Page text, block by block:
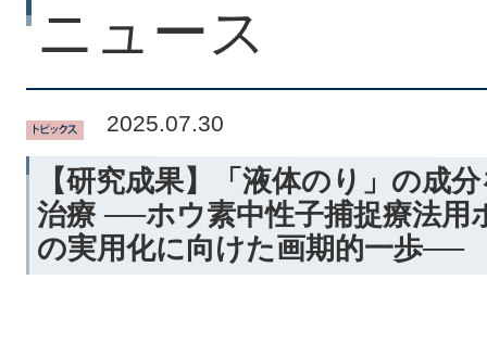
ニュース
2025.07.30
【研究成果】「液体のり」の成
治療 ──ホウ素中性子捕捉療法用
の実用化に向けた画期的一歩──